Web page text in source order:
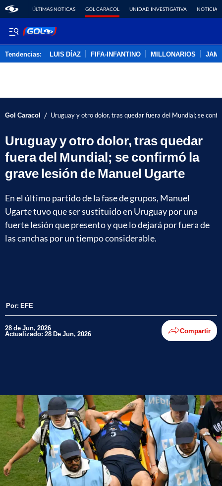
ÚLTIMAS NOTICAS GOL CARACOL UNIDAD INVESTIGATIVA NOTICIAS
Tendencias: LUIS DÍAZ FIFA-INFANTINO MILLONARIOS
Gol Caracol / Uruguay y otro dolor, tras quedar fuera del Mundial; se
Uruguay y otro dolor, tras quedar
fuera del Mundial; se confirmó la
grave lesión de Manuel Ugarte
En el último partido de la fase de grupos, Manuel
Ugarte tuvo que ser sustituido en Uruguay por una
fuerte lesión que presento y que lo dejará por fuera de
las canchas por un tiempo considerable.
Por: EFE
28 de Jun, 2026
Actualizado: 28 De Jun, 2026 Compartir